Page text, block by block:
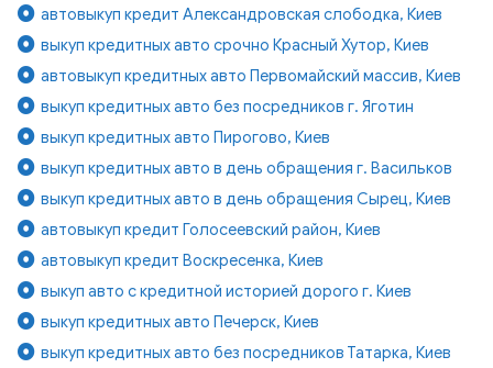
автовыкуп кредит Александровская слободка, Киев
выкуп кредитных авто срочно Красный Хутор, Киев
автовыкуп кредитных авто Первомайский массив, Киев
выкуп кредитных авто без посредников г. Яготин
выкуп кредитных авто Пирогово, Киев
выкуп кредитных авто в день обращения г. Васильков
выкуп кредитных авто в день обращения Сырец, Киев
автовыкуп кредит Голосеевский район, Киев
автовыкуп кредит Воскресенка, Киев
выкуп авто с кредитной историей дорого г. Киев
выкуп кредитных авто Печерск, Киев
выкуп кредитных авто без посредников Татарка, Киев